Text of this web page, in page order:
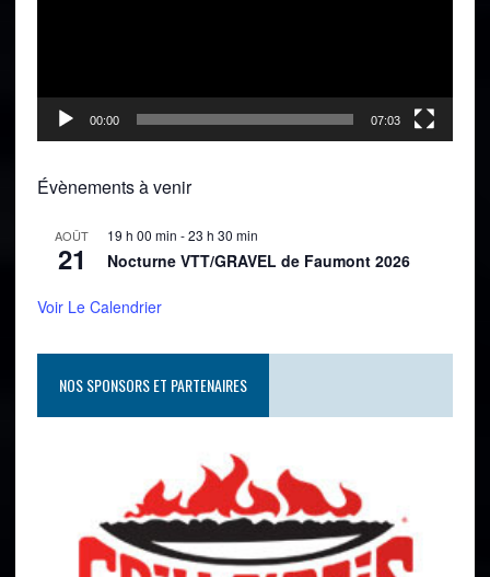
00:00 07:03
Évènements à venir
AOÛT
21
19 h 00 min -23 h 30 min
Nocturne VTT/GRAVEL de Faumont 2026
Voir Le Calendrier
NOS SPONSORS ET PARTENAIRES